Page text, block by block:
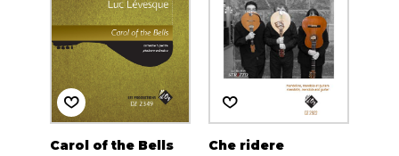
Carol of the Bells Che ridere